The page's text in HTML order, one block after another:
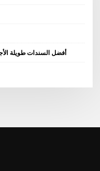
أفضل السندات طويلة